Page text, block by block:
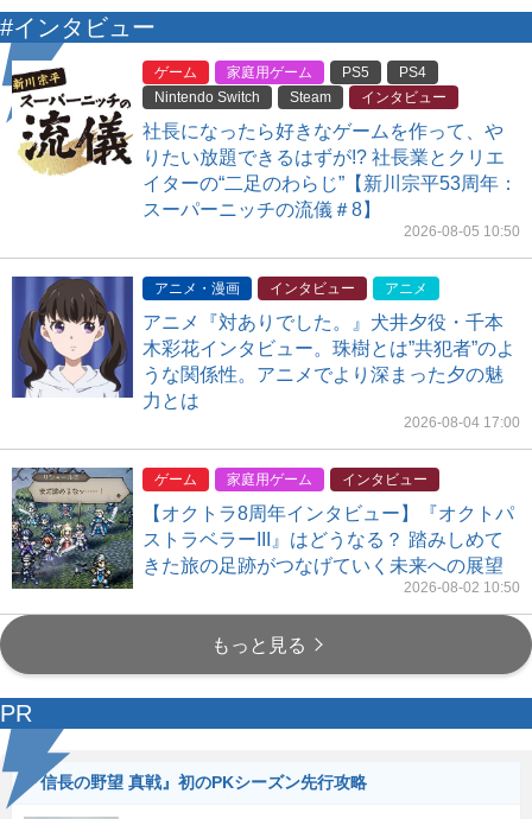
#インタビュー
ゲーム 家庭用ゲーム PS5
PS4
Nintendo Switch
Steam インタビュー
社長になったら好きなゲームを作って、や
りたい放題できるはずが!? 社長業とクリエ
イターの“二足のわらじ”【新川宗平53周年：
スーパーニッチの流儀＃8】
2026-08-05 10:50
アニメ・漫画 インタビュー アニメ
アニメ『対ありでした。』犬井夕役・千本
木彩花インタビュー。珠樹とは”共犯者”のよ
うな関係性。アニメでより深まった夕の魅
力とは
2026-08-04 17:00
ゲーム 家庭用ゲーム インタビュー
【オクトラ8周年インタビュー】『オクトパ
ストラベラーIII』はどうなる？ 踏みしめて
きた旅の足跡がつなげていく未来への展望
2026-08-02 10:50
もっと見る
PR
『信長の野望 真戦』初のPKシーズン先行攻略